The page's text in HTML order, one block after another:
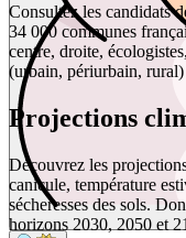
Consultez les candidats
34 000 communes
centre, droite,
(urbain, périurbain,
Projections
Découvrez les
canicule, température
sécheresses des sols.
horizons 2030, 2050 et